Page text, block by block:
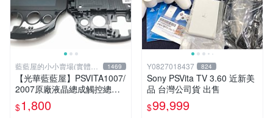
藍藍屋的小小賣場(實體店
面)
1469
【光華藍藍屋】PSVITA1007/
2007原廠液晶總成觸控總成
代客更換液晶破裂觸控不良不
能顯示通通幫您修到好~
$1,800
Y0827018437 824
Sony PSVita TV 3.60 近新美
品 台灣公司貨 出售
$99,999